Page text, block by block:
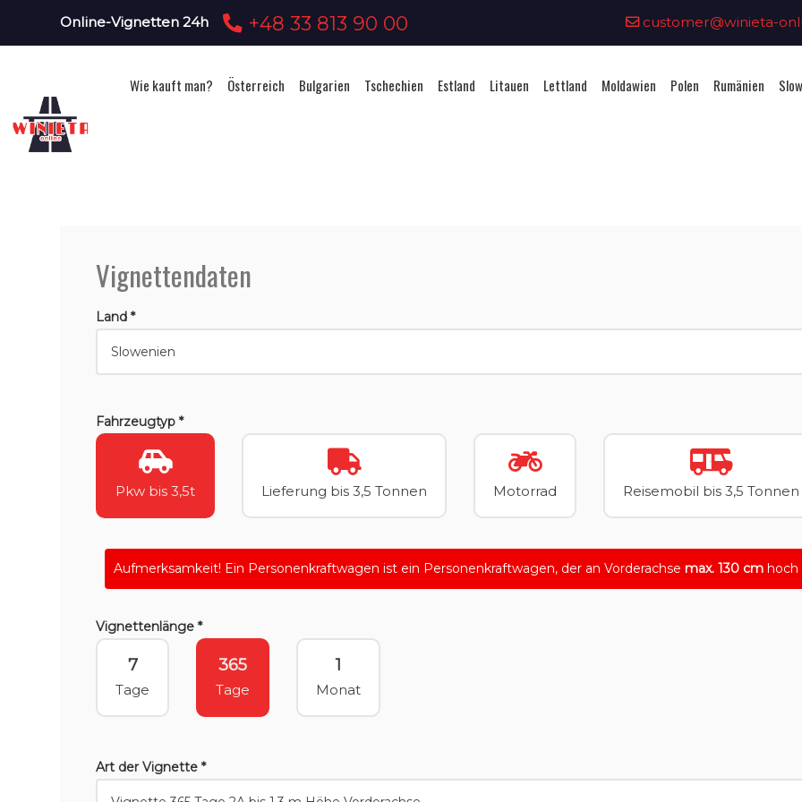
Online-Vignetten 24h +48 33 813 90 00 customer@winieta-
Wie kauft man? Österreich Bulgarien Tschechien Estland Litauen Lettland Moldawien Polen Rumänien
Vignettendaten
Land *
Fahrzeugtyp *
Pkw bis 3,5t Lieferung bis 3,5 Tonnen Motorrad Reisemobil bis 3,5 Tonnen
Aufmerksamkeit! Ein Personenkraftwagen ist ein Personenkraftwagen, der an Vorderachsemax. 130 cm hoch
Vignettenlänge *
7
Tage
365
Tage
1
Monat
Art der Vignette *